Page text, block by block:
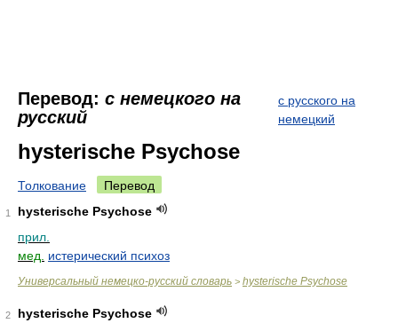
Перевод: с немецкого на
русский
с русского на
немецкий
hysterische Psychose
Толкование Перевод
1
hysterische Psychose
прил.
мед.
истерический психоз
Универсальный немецко-русский словарь > hysterische Psychose
2
hysterische Psychose